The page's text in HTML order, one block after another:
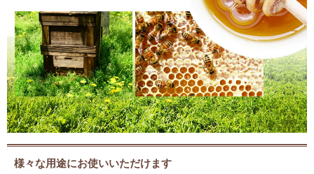
様々な用途にお使いいただけます